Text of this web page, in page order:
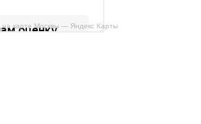
на карте Москвы — Яндекс Карты